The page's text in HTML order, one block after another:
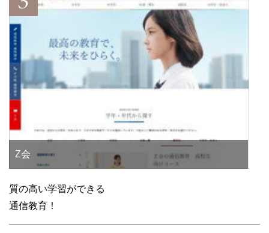
Z会
質の高い学習ができる
通信教育！
比較してみよう